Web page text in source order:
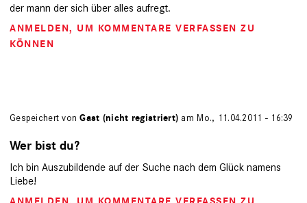
der mann der sich über alles aufregt.
ANMELDEN, UM KOMMENTARE VERFASSEN ZU
KÖNNEN
Gespeichert vonGast (nicht registriert) am Mo., 11.04.2011 - 16:39
Wer bist du?
Ich bin Auszubildende auf der Suche nach dem Glück namens
Liebe!